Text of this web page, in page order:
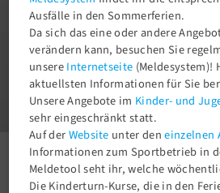
1 3
Aktuelles Newsroom Neujahrsempfang
Ausfälle in den Sommerferien.
Da sich das eine oder andere
verändern kann, besuchen Sie
unsereInternetseite (Meldesystem)!
aktuellsten Informationen für Sie
Unsere Angebote im Kinder- und
sehr eingeschränkt statt.
Auf derWebsite unter deneinzelnen
Informationen zum Sportbetrieb in
Meldetool seht ihr, welche
Die Kinderturn-Kurse, die in den